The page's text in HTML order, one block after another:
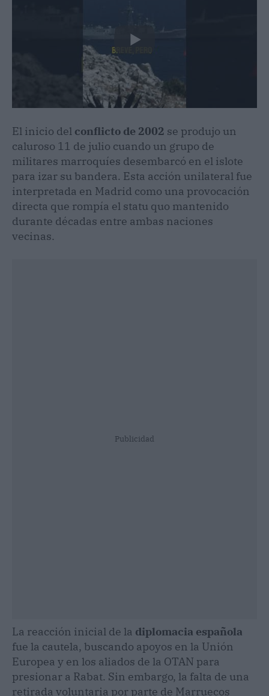
El inicio del conflicto de 2002 se produjo un
caluroso 11 de julio cuando un grupo de
militares marroquíes desembarcó en el islote
para izar su bandera. Esta acción unilateral fue
interpretada en Madrid como una provocación
directa que rompía el statu quo mantenido
durante décadas entre ambas naciones
vecinas.
Publicidad
La reacción inicial de la diplomacia española
fue la cautela, buscando apoyos en la Unión
Europea y en los aliados de la OTAN para
presionar a Rabat. Sin embargo, la falta de una
retirada voluntaria por parte de Marruecos